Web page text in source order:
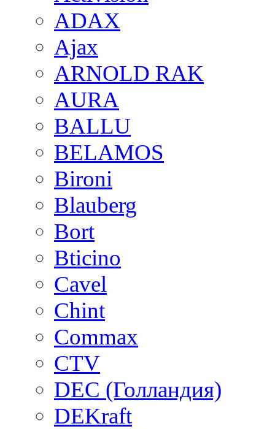
ADAX
Ajax
ARNOLD RAK
AURA
BALLU
BELAMOS
Bironi
Blauberg
Bort
Bticino
Cavel
Chint
Commax
CTV
DEC (Голландия)
DEKraft